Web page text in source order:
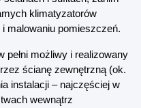
klimatyzatorów
malowaniu pomieszczeń.
pełni możliwy i realizowany
ścianę zewnętrzną (ok.
instalacji – najczęściej w
wewnątrz